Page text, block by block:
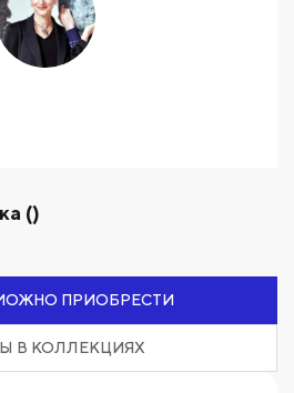
()
ПРИОБРЕСТИ
В КОЛЛЕКЦИЯХ